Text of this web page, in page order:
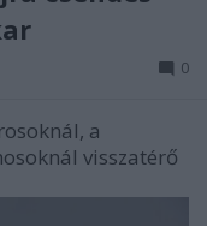
0
a
visszatérő